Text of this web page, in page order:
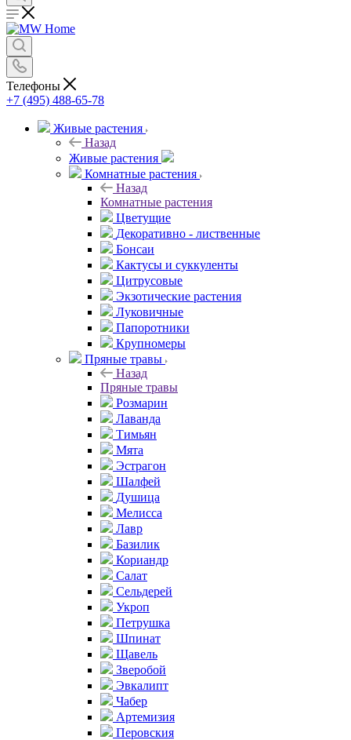
Телефоны
+7 (495) 488-65-78
Живые растения
Назад
Живые растения
Комнатные растения
Назад
Комнатные растения
Цветущие
Декоративно - лиственные
Бонсаи
Кактусы и суккуленты
Цитрусовые
Экзотические растения
Луковичные
Папоротники
Крупномеры
Пряные травы
Назад
Пряные травы
Розмарин
Лаванда
Тимьян
Мята
Эстрагон
Шалфей
Душица
Мелисса
Лавр
Базилик
Кориандр
Салат
Сельдерей
Укроп
Петрушка
Шпинат
Щавель
Зверобой
Эвкалипт
Чабер
Артемизия
Перовския